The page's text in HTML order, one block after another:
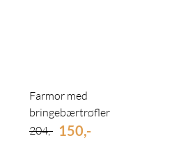
Farmor med
bringebærtrøfler
204,- 150,-